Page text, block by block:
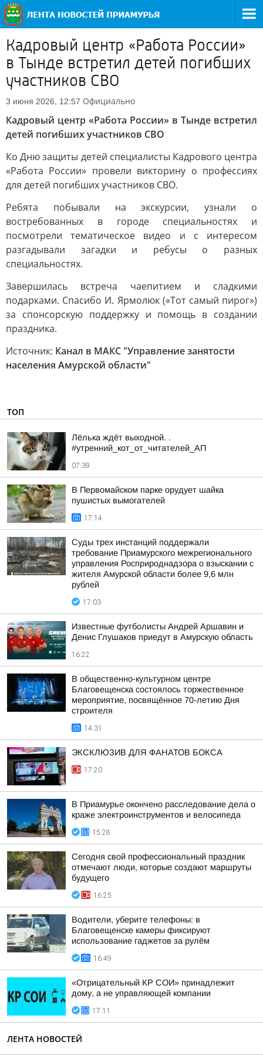
Кадровый центр «Работа России»
в Тынде встретил детей погибших
участников СВО
3 июня 2026, 12:57 Официально
Кадровый центр «Работа России» в Тынде встретил
детей погибших участников СВО
Ко Дню защиты детей специалисты Кадрового центра
«Работа России» провели викторину о профессиях
для детей погибших участников СВО.
Ребята побывали на экскурсии, узнали о
востребованных в городе специальностях и
посмотрели тематическое видео и с интересом
разгадывали загадки и ребусы о разных
специальностях.
Завершилась встреча чаепитием и сладкими
подарками. Спасибо И. Ярмолюк («Тот самый пирог»)
за спонсорскую поддержку и помощь в создании
праздника.
Источник: Канал в МАКС "Управление занятости
населения Амурской области"
ТОП
Лёлька ждёт выходной. .
#утренний_кот_от_читателей_АП
07:39
В Первомайском парке орудует шайка
пушистых вымогателей
17:14
Суды трех инстанций поддержали
требование Приамурского межрегионального
управления Росприроднадзора о взыскании с
жителя Амурской области более 9,6 млн
рублей
17:03
Известные футболисты Андрей Аршавин и
Денис Глушаков приедут в Амурскую область
16:22
В общественно-культурном центре
Благовещенска состоялось торжественное
мероприятие, посвящённое 70-летию Дня
строителя
14:31
ЭКСКЛЮЗИВ ДЛЯ ФАНАТОВ БОКСА
17:20
В Приамурье окончено расследование дела о
краже электроинструментов и велосипеда
15:28
Сегодня свой профессиональный праздник
отмечают люди, которые создают маршруты
будущего
16:25
Водители, уберите телефоны: в
Благовещенске камеры фиксируют
использование гаджетов за рулём
16:49
«Отрицательный КР СОИ» принадлежит
дому, а не управляющей компании
17:11
ЛЕНТА НОВОСТЕЙ